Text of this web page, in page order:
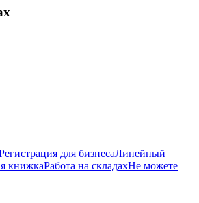
для бизнесаЛинейный
книжкаРабота на складахНе можете